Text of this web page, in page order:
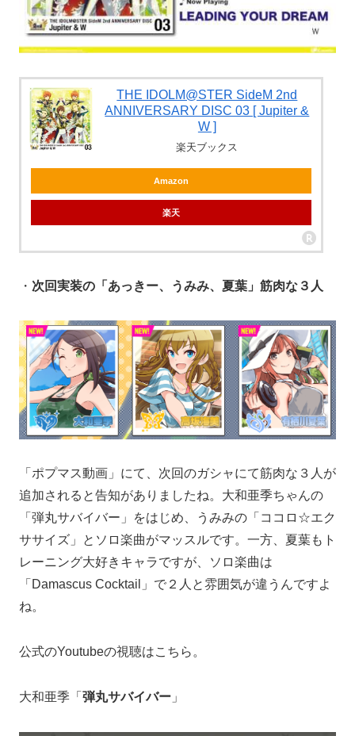
THE IDOLM@STER SideM 2nd
ANNIVERSARY DISC 03 [ Jupiter &
W ]
楽天ブックス
Amazon
楽天
・ 次回実装の「あっきー、うみみ、夏葉」筋肉な３人
「ポプマス動画」にて、次回のガシャにて筋肉な３人が
追加されると告知がありましたね。大和亜季ちゃんの
「弾丸サバイバー」をはじめ、うみみの「ココロ☆エク
ササイズ」とソロ楽曲がマッスルです。一方、夏葉もト
レーニング大好きキャラですが、ソロ楽曲は
「Damascus Cocktail」で２人と雰囲気が違うんですよ
ね。
公式のYoutubeの視聴はこちら。
大和亜季「 弾丸サバイバー 」